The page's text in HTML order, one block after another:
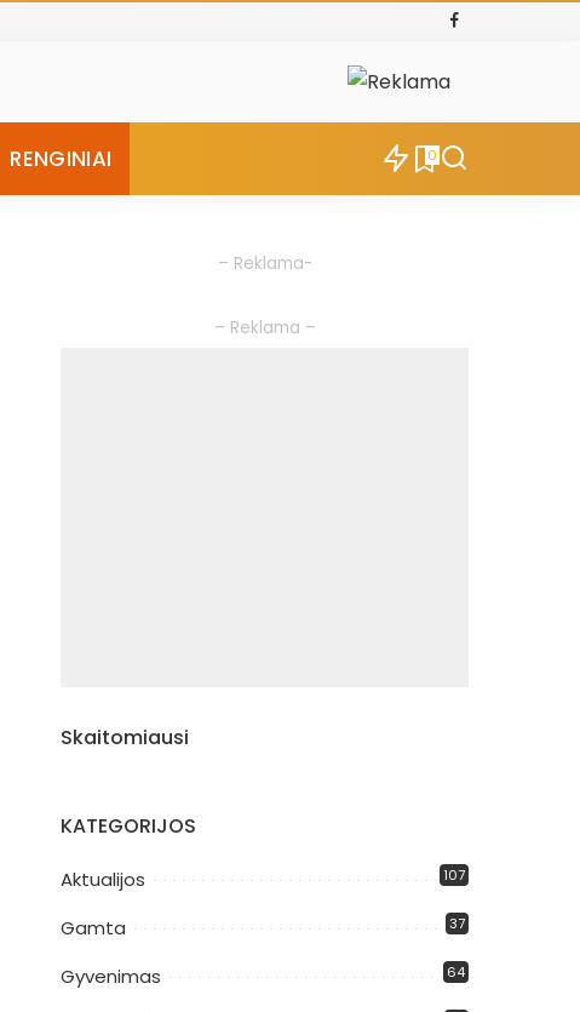
RENGINIAI 0
– Reklama-
– Reklama –
Skaitomiausi
KATEGORIJOS
Aktualijos 107
Gamta 37
Gyvenimas 64